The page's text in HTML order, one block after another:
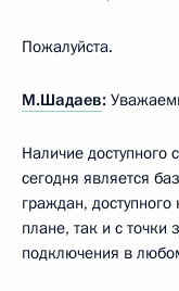
Пожалуйста.
М.Шадаев:
Наличие доступного
сегодня является
граждан,
плане, так и с точки
подключения в